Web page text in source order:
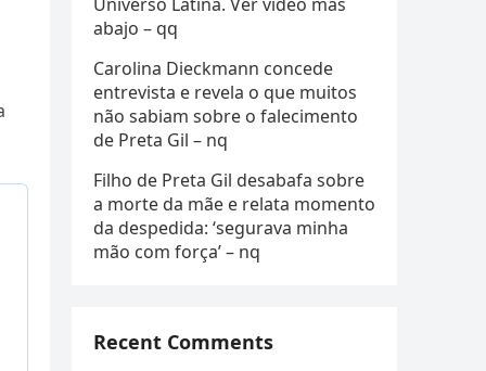
abajo – qq
Carolina Dieckmann concede
entrevista e revela o que muitos
não sabiam sobre o falecimento
de Preta Gil – nq
Filho de Preta Gil desabafa sobre
a morte da mãe e relata momento
da despedida: ‘segurava minha
mão com força’ – nq
Recent Comments